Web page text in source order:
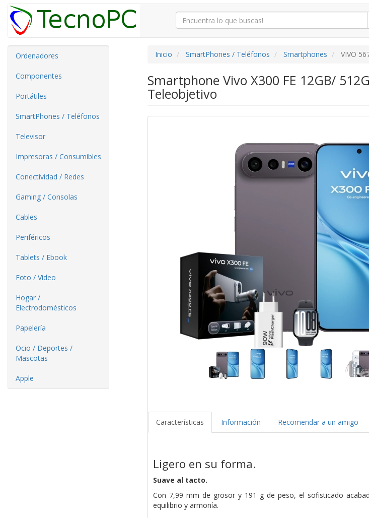
Ordenadores
Componentes
Portátiles
SmartPhones / Teléfonos
Televisor
Impresoras / Consumibles
Conectividad / Redes
Gaming / Consolas
Cables
Periféricos
Tablets / Ebook
Foto / Video
Hogar /
Electrodomésticos
Papelería
Ocio / Deportes /
Mascotas
Apple
Inicio SmartPhones / Teléfonos Smartphones VIVO
Smartphone Vivo X300 FE 12GB/
Teleobjetivo
Características Información Recomendar a un amigo
Ligero en su forma.
Suave al tacto.
Con 7,99 mm de grosor y 191 g de peso, el sofisticado
equilibrio y armonía.